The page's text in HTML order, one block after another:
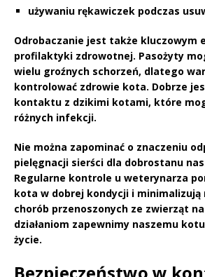
używaniu rękawiczek podczas
Odrobaczanie jest także kluczowym
profilaktyki zdrowotnej. Pasożyty
wielu groźnych schorzeń, dlatego
kontrolować zdrowie kota. Dobrze
kontaktu z dzikimi kotami, które
różnych infekcji.
Nie można zapominać o znaczeniu
pielęgnacji sierści dla dobrostanu
Regularne kontrole u weterynarza
kota w dobrej kondycji i minimalizują
chorób przenoszonych ze zwierząt
działaniom zapewnimy naszemu
życie.